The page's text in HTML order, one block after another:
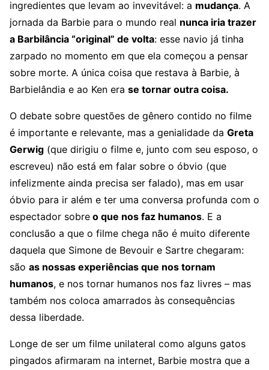
ingredientes que levam ao invevitável: a mudança. A
jornada da Barbie para o mundo real nunca iria trazer
a Barbilância “original” de volta: esse navio já tinha
zarpado no momento em que ela começou a pensar
sobre morte. A única coisa que restava à Barbie, à
Barbielândia e ao Ken era se tornar outra coisa.
O debate sobre questões de gênero contido no filme
é importante e relevante, mas a genialidade da Greta
Gerwig (que dirigiu o filme e, junto com seu esposo, o
escreveu) não está em falar sobre o óbvio (que
infelizmente ainda precisa ser falado), mas em usar
óbvio para ir além e ter uma conversa profunda com o
espectador sobre o que nos faz humanos. E a
conclusão a que o filme chega não é muito diferente
daquela que Simone de Bevouir e Sartre chegaram:
são as nossas experiências que nos tornam
humanos, e nos tornar humanos nos faz livres – mas
também nos coloca amarrados às consequências
dessa liberdade.
Longe de ser um filme unilateral como alguns gatos
pingados afirmaram na internet, Barbie mostra que a